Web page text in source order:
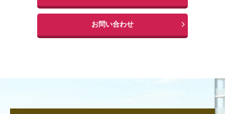
お問い合わせ